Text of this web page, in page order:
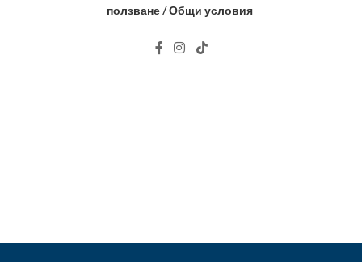
ползване / Общи условия